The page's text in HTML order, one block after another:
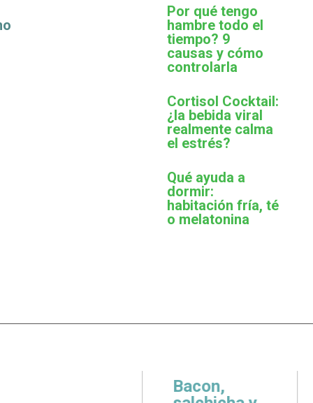
Por qué tengo
hambre todo el
tiempo? 9
causas y cómo
controlarla
Cortisol Cocktail:
¿la bebida viral
realmente calma
el estrés?
Qué ayuda a
dormir:
habitación fría, té
o melatonina